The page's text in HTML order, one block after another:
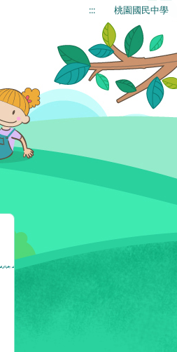
::: 桃園國民中學